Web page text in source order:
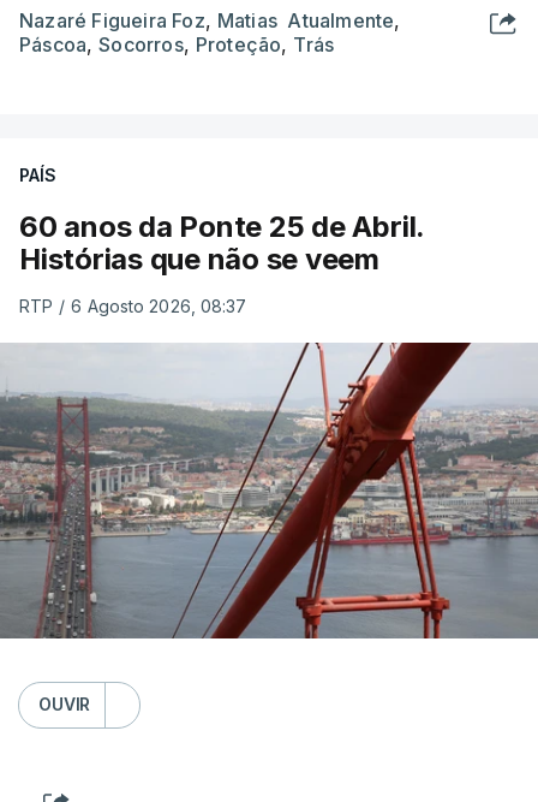
Nazaré Figueira Foz, Matias Atualmente,
Páscoa,Socorros, Proteção, Trás
PAÍS
60 anos da Ponte 25 de Abril.
Histórias que não se veem
RTP / 6 Agosto 2026, 08:37
OUVIR